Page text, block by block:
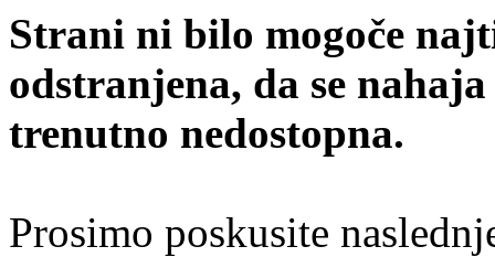
Strani ni bilo mogoče
odstranjena, da se
trenutno nedostopna.
Prosimo poskusite